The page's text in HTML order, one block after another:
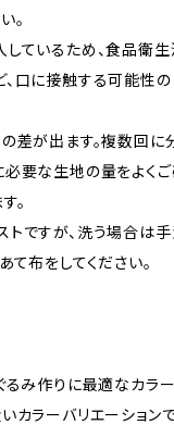
。
ているため、食品衛
口に接触する可能性
差が出ます。複数回
要な生地の量をよく
。
ですが、洗う場合は手
て布をしてください。
るみ作りに最適なカラ
カラーバリエーション